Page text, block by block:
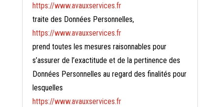
https://www.avauxservices.fr
traite des Données Personnelles,
https://www.avauxservices.fr
prend toutes les mesures raisonnables pour
s’assurer de l’exactitude et de la pertinence des
Données Personnelles au regard des finalités pour
lesquelles
https://www.avauxservices.fr